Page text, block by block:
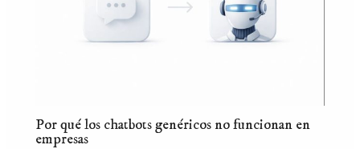
Por qué los chatbots genéricos no funcionan en
empresas